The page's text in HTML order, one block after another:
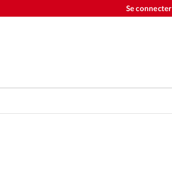
Se connecter